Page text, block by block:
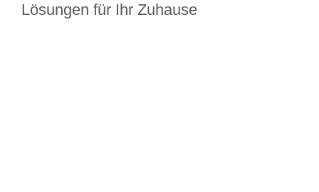
Lösungen für Ihr Zuhause